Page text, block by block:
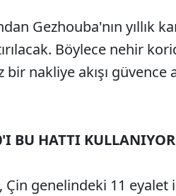
Gezhouba'nın yıllık
Böylece nehir
nakliye akışı güvence
BU HATTI KULLANIYOR
Çin genelindeki 11 eyalet